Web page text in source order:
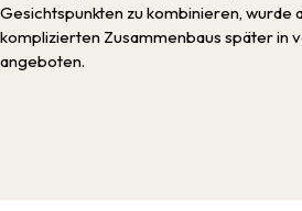
Gesichtspunkten zu kombinieren, wurde
komplizierten Zusammenbaus später in
angeboten.